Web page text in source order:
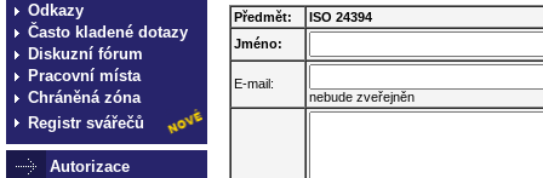
Odkazy
Často kladené dotazy
Diskuzní fórum
Pracovní místa
Chráněná zóna
Registr svářečů
Autorizace
Předmět:
ISO 24394
Jméno:
E-mail:
nebude zveřejněn